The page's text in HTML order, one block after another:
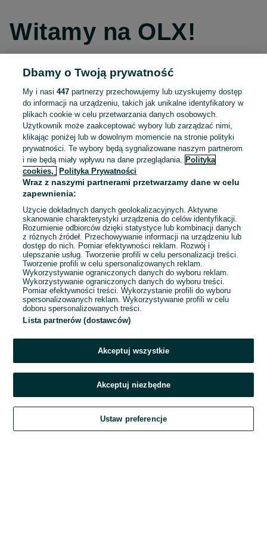
Witamy na OLX!
Kontynuuj przez Facebooka
Kontynuuj przez konto Apple
Kontynuuj przez konto Google
LUB
E-mail
Hasło
Zaloguj się
Kontynuując za pośrednictwem jednego z dostawców wskazanych powyżej,
OLX.pl w jego aktualnym brzmieniu.
Dbamy o Twoją prywatność
My i nasi447 partnerzy przechowujemy lub uzyskujemy dostęp
do informacji na urządzeniu, takich jak unikalne identyfikatory w
plikach cookie w celu przetwarzania danych osobowych.
Użytkownik może zaakceptować wybory lub zarządzać nimi,
klikając poniżej lub w dowolnym momencie na stronie polityki
prywatności. Te wybory będą sygnalizowane naszym partnerom
i nie będą miały wpływu na dane przeglądania.
Polityka
cookies,
Polityka Prywatności
Wraz z naszymi partnerami przetwarzamy dane w celu
zapewnienia:
Użycie dokładnych danych geolokalizacyjnych. Aktywne
skanowanie charakterystyki urządzenia do celów identyfikacji.
Rozumienie odbiorców dzięki statystyce lub kombinacji danych
z różnych źródeł. Przechowywanie informacji na urządzeniu lub
dostęp do nich. Pomiar efektywności reklam. Rozwój i
ulepszanie usług. Tworzenie profili w celu personalizacji treści.
Tworzenie profili w celu spersonalizowanych reklam.
Wykorzystywanie ograniczonych danych do wyboru reklam.
Wykorzystywanie ograniczonych danych do wyboru treści.
Pomiar efektywności treści. Wykorzystanie profili do wyboru
spersonalizowanych reklam. Wykorzystywanie profili w celu
doboru spersonalizowanych treści.
Lista partnerów (dostawców)
Akceptuj wszystkie
Akceptuj niezbędne
Ustaw preferencje